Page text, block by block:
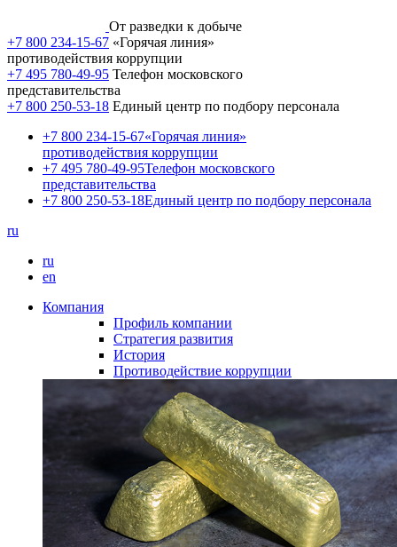
От разведки к добыче
+7 800 234-15-67 «Горячая линия»
противодействия коррупции
+7 495 780-49-95 Телефон московского
представительства
+7 800 250-53-18 Единый центр по подбору персонала
+7 800 234-15-67«Горячая линия»
противодействия коррупции
+7 495 780-49-95Телефон московского
представительства
+7 800 250-53-18Единый центр по подбору персонала
ru
ru
en
Компания
Профиль компании
Стратегия развития
История
Противодействие коррупции